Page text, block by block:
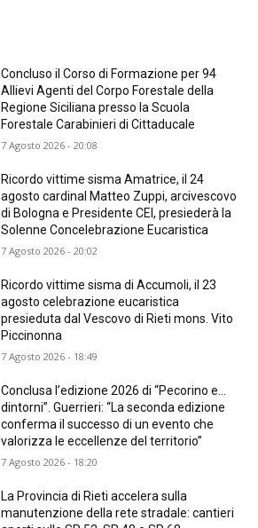
Concluso il Corso di Formazione per 94
Allievi Agenti del Corpo Forestale della
Regione Siciliana presso la Scuola
Forestale Carabinieri di Cittaducale
7 Agosto 2026 - 20:08
Ricordo vittime sisma Amatrice, il 24
agosto cardinal Matteo Zuppi, arcivescovo
di Bologna e Presidente CEI, presiederà la
Solenne Concelebrazione Eucaristica
7 Agosto 2026 - 20:02
Ricordo vittime sisma di Accumoli, il 23
agosto celebrazione eucaristica
presieduta dal Vescovo di Rieti mons. Vito
Piccinonna
7 Agosto 2026 - 18:49
Conclusa l’edizione 2026 di “Pecorino e…
dintorni”. Guerrieri: “La seconda edizione
conferma il successo di un evento che
valorizza le eccellenze del territorio”
7 Agosto 2026 - 18:20
La Provincia di Rieti accelera sulla
manutenzione della rete stradale: cantieri